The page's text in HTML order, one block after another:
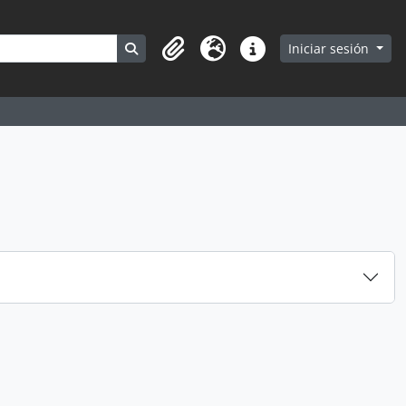
Search in browse page
Portapapeles
Idioma Enlaces rápidos
Iniciar sesión